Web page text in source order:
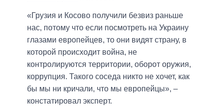
«Грузия и Косово получили безвиз раньше
нас, потому что если посмотреть на Украину
глазами европейцев, то они видят страну, в
которой происходит война, не
контролируются территории, оборот оружия,
коррупция. Такого соседа никто не хочет, как
бы мы ни кричали, что мы европейцы», –
констатировал эксперт.